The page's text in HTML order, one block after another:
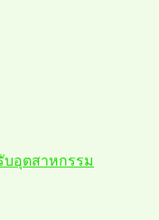
บอุตสาหกรรม